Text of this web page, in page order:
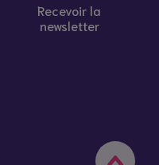
Recevoir la
newsletter